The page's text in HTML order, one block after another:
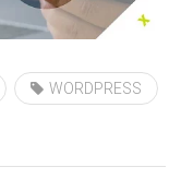
WORDPRESS